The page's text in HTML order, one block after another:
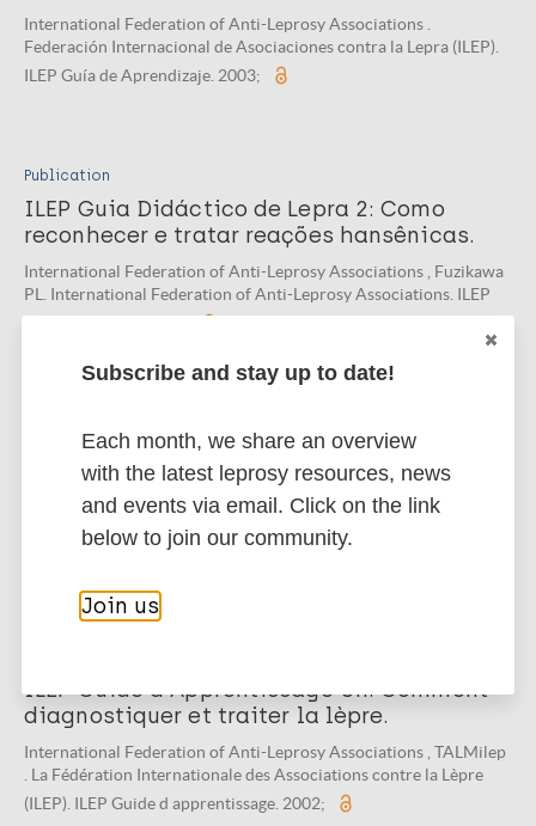
International Federation of Anti-Leprosy Associations .
Federación Internacional de Asociaciones contra la Lepra (ILEP).
ILEP Guía de Aprendizaje. 2003;
Publication
ILEP Guia Didáctico de Lepra 2: Como
reconhecer e tratar reações hansênicas.
International Federation of Anti-Leprosy Associations , Fuzikawa
PL. International Federation of Anti-Leprosy Associations. ILEP
Guia Didáctico . 2002;
ILEP Guia Didáctico de Lepra 2: Como
reconhecer e tratar as reações lepróticas.
International Federation of Anti-Leprosy Associations .
International Federation of Anti-Leprosy Associations. ILEP Guia
ILEP Guide d'Apprentissage Un: Comment
diagnostiquer et traiter la lèpre.
International Federation of Anti-Leprosy Associations , TALMilep
. La Fédération Internationale des Associations contre la Lèpre
(ILEP). ILEP Guide d apprentissage. 2002;
Subscribe and stay up to date!
Each month, we share an overview
with the latest leprosy resources, news
and events via email. Click on the link
below to join our community.
Join us